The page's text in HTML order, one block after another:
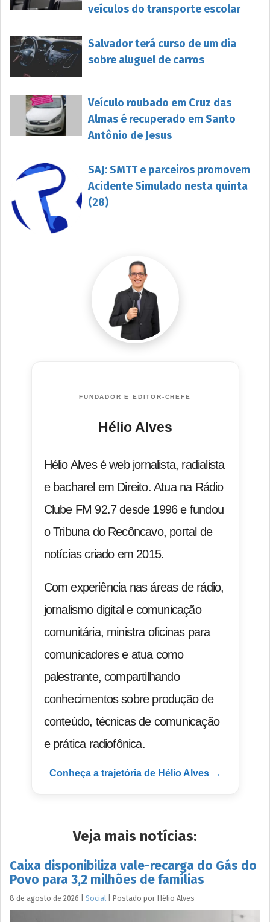
veículos do transporte escolar
Salvador terá curso de um dia
sobre aluguel de carros
Veículo roubado em Cruz das
Almas é recuperado em Santo
Antônio de Jesus
SAJ: SMTT e parceiros promovem
Acidente Simulado nesta quinta
(28)
FUNDADOR E EDITOR-CHEFE
Hélio Alves
Hélio Alves é web jornalista, radialista
e bacharel em Direito. Atua na Rádio
Clube FM 92.7 desde 1996 e fundou
o Tribuna do Recôncavo, portal de
notícias criado em 2015.
Com experiência nas áreas de rádio,
jornalismo digital e comunicação
comunitária, ministra oficinas para
comunicadores e atua como
palestrante, compartilhando
conhecimentos sobre produção de
conteúdo, técnicas de comunicação
e prática radiofônica.
Conheça a trajetória de Hélio Alves →
Veja mais notícias:
Caixa disponibiliza vale-recarga do Gás do
Povo para 3,2 milhões de famílias
8 de agosto de 2026 Social Postado por Hélio Alves